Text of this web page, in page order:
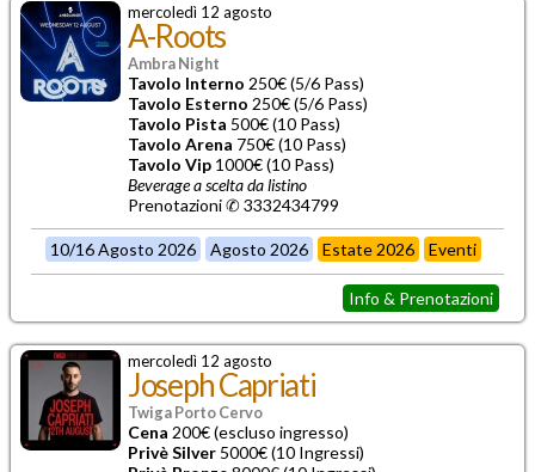
mercoledì 12 agosto
A-Roots
Ambra Night
Tavolo Interno 250€ (5/6 Pass)
Tavolo Esterno 250€ (5/6 Pass)
Tavolo Pista 500€ (10 Pass)
Tavolo Arena 750€ (10 Pass)
Tavolo Vip 1000€ (10 Pass)
Beverage a scelta da listino
Prenotazioni ✆ 3332434799
10/16 Agosto 2026 Agosto 2026 Estate 2026 Eventi
Info & Prenotazioni
mercoledì 12 agosto
Joseph Capriati
Twiga Porto Cervo
Cena 200€ (escluso ingresso)
Privè Silver 5000€ (10 Ingressi)